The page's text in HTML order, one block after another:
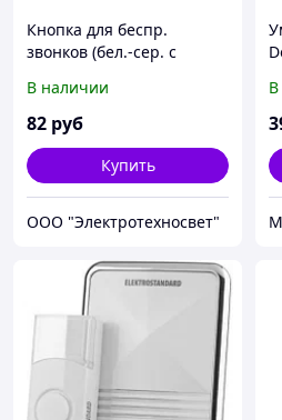
Кнопка для беспр.
звонков (бел.-сер. с
В наличии
82 руб
Купить
ООО "Электротехносвет"